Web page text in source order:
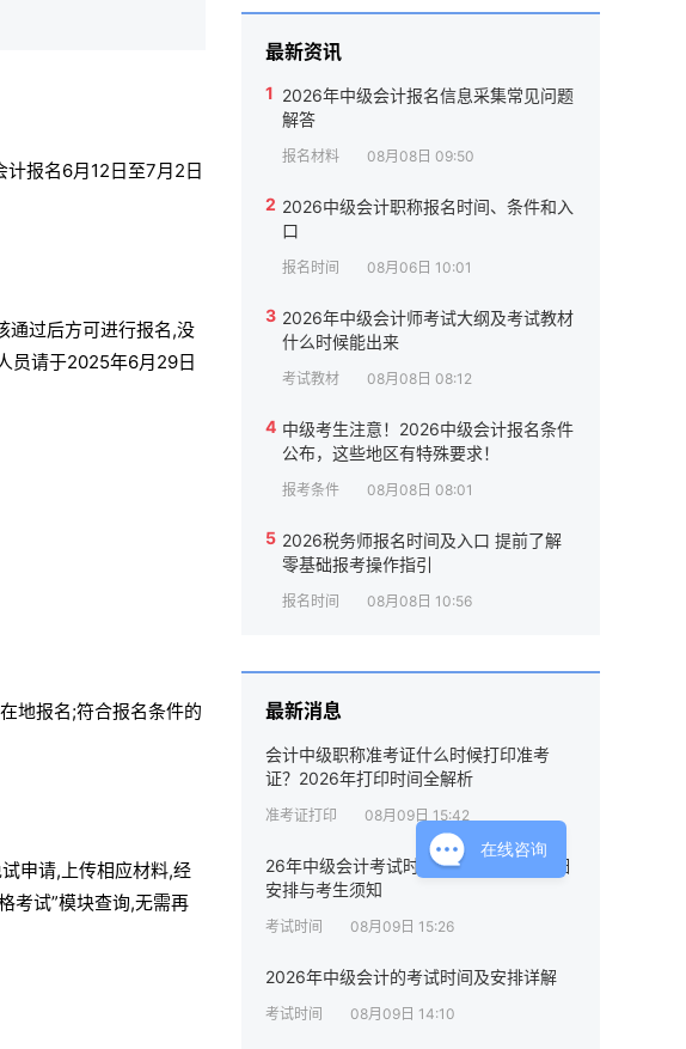
报名6月12日至7月2日
通过后方可进行报名,没
员请于2025年6月29日
地报名;符合报名条件的
申请,上传相应材料,经
考试”模块查询,无需再
最新资讯
1 2026年中级会计报名信息采集常见问题
解答
报名材料 08月08日 09:50
2 2026中级会计职称报名时间、条件和入
口
报名时间 08月06日 10:01
3 2026年中级会计师考试大纲及考试教材
什么时候能出来
考试教材 08月08日 08:12
4 中级考生注意！2026中级会计报名条件
公布，这些地区有特殊要求！
报考条件 08月08日 08:01
5 2026税务师报名时间及入口 提前了解
零基础报考操作指引
报名时间 08月08日 10:56
最新消息
会计中级职称准考证什么时候打印准考
证？2026年打印时间全解析
准考证打印 08月09日 15:42
26年中级会计考试时间是什么时候？详细
安排与考生须知
考试时间 08月09日 15:26
2026年中级会计的考试时间及安排详解
考试时间 08月09日 14:10
在线咨询